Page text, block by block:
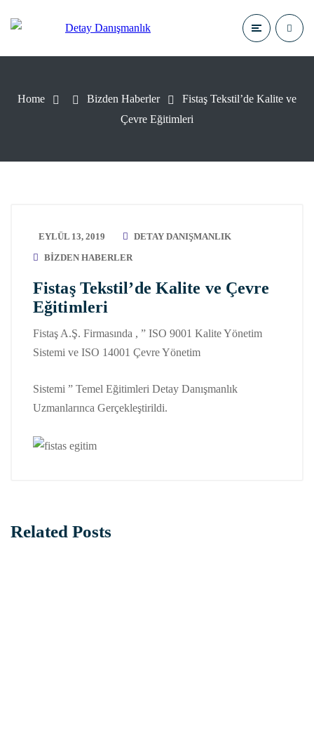
Home Bizden Haberler
Fistaş Tekstil’de Kalite ve
Çevre Eğitimleri
EYLÜL 13, 2019
DETAY DANIŞMANLIK
BIZDEN HABERLER
Fistaş Tekstil’de Kalite ve Çevre
Eğitimleri
Fistaş A.Ş. Firmasında , ” ISO 9001 Kalite Yönetim
Sistemi ve ISO 14001 Çevre Yönetim
Sistemi ” Temel Eğitimleri Detay Danışmanlık
Uzmanlarınca Gerçekleştirildi.
Related Posts